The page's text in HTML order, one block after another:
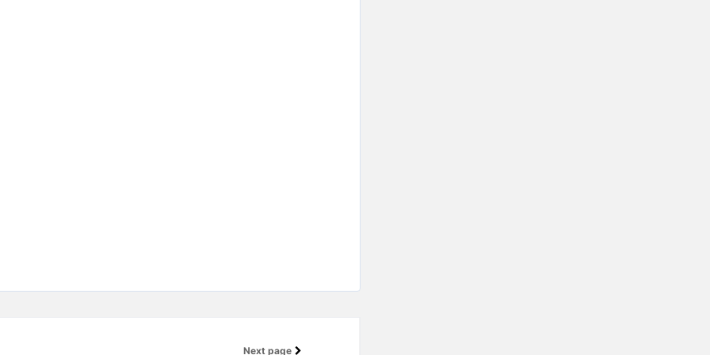
Next page